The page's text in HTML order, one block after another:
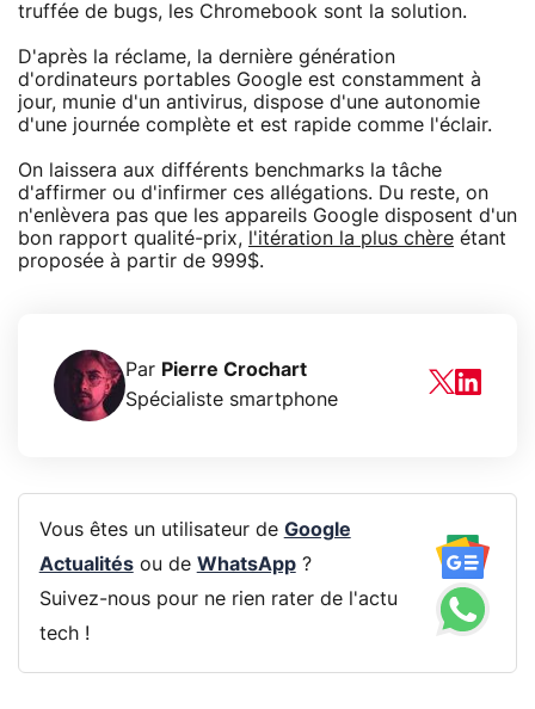
truffée de bugs, les Chromebook sont la solution.
D'après la réclame, la dernière génération
d'ordinateurs portables Google est constamment à
jour, munie d'un antivirus, dispose d'une autonomie
d'une journée complète et est rapide comme l'éclair.
On laissera aux différents benchmarks la tâche
d'affirmer ou d'infirmer ces allégations. Du reste, on
n'enlèvera pas que les appareils Google disposent d'un
bon rapport qualité-prix,
l'itération la plus chère étant
proposée à partir de 999$.
Par Pierre Crochart
Spécialiste smartphone
Vous êtes un utilisateur de Google
Actualitésou de WhatsApp?
Suivez-nous pour ne rien rater de l'actu
tech !